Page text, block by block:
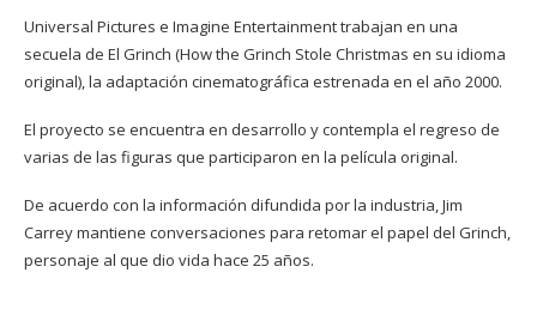
Universal Pictures e Imagine Entertainment trabajan en una
secuela de El Grinch (How the Grinch Stole Christmas en su idioma
original), la adaptación cinematográfica estrenada en el año 2000.
El proyecto se encuentra en desarrollo y contempla el regreso de
varias de las figuras que participaron en la película original.
De acuerdo con la información difundida por la industria, Jim
Carrey mantiene conversaciones para retomar el papel del Grinch,
personaje al que dio vida hace 25 años.